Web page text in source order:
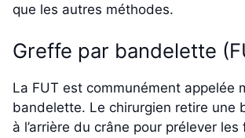
que les autres méthodes.
Greffe par bandelette
La FUT est communément appelée
bandelette. Le chirurgien retire une
à l’arrière du crâne pour prélever